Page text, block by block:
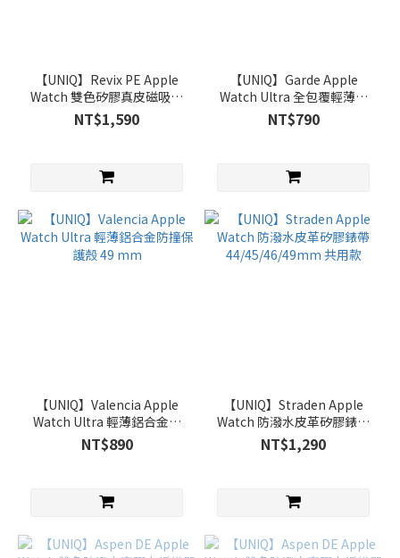
【UNIQ】Revix PE Apple
Watch 雙色矽膠真皮磁吸錶
帶
NT$1,590
【UNIQ】Garde Apple
Watch Ultra 全包覆輕薄透
明防撞保護框 49 mm
NT$790
【UNIQ】Valencia Apple
Watch Ultra 輕薄鋁合金防
撞保護殼 49 mm
NT$890
【UNIQ】Straden Apple
Watch 防潑水皮革矽膠錶帶
44/45/46/49mm 共用款
NT$1,290